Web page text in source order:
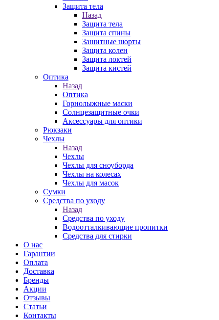
Защита тела
Назад
Защита тела
Защита спины
Защитные шорты
Защита колен
Защита локтей
Защита кистей
Оптика
Назад
Оптика
Горнолыжные маски
Солнцезащитные очки
Аксессуары для оптики
Рюкзаки
Чехлы
Назад
Чехлы
Чехлы для сноуборда
Чехлы на колесах
Чехлы для масок
Сумки
Средства по уходу
Назад
Средства по уходу
Водоотталкивающие пропитки
Средства для стирки
О нас
Гарантии
Оплата
Доставка
Бренды
Акции
Отзывы
Статьи
Контакты